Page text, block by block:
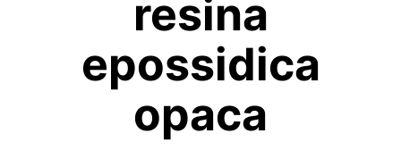
resina
epossidica
opaca